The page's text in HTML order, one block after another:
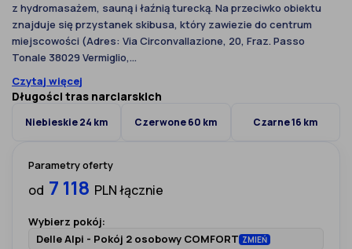
z hydromasażem, sauną i łaźnią turecką. Na przeciwko obiektu
znajduje się przystanek skibusa, który zawiezie do centrum
miejscowości (Adres: Via Circonvallazione, 20, Fraz. Passo
Tonale 38029 Vermiglio,...
Czytaj więcej
Długości tras narciarskich
Niebieskie 24 km Czerwone 60 km Czarne 16 km
Parametry oferty
od 7 118 PLN łącznie
Wybierz pokój:
Delle Alpi - Pokój 2 osobowy COMFORT ZMIEŃ